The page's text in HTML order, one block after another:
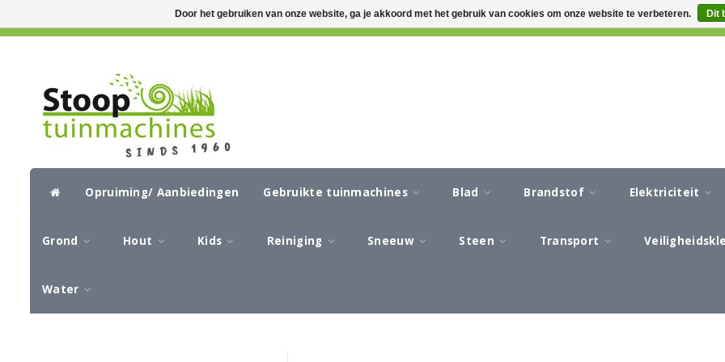
GRATIS VERZENDING VANAF €50,- CIRCA 3-5 WERKDAGEN LEVERTIJD AFREKENEN IN EEN
Opruiming/ Aanbiedingen Gebruikte tuinmachines Blad Brandstof Elektriciteit
Grond Hout Kids Reiniging Sneeuw Steen Transport
Water
Door het gebruiken van onze website, ga je akkoord met het gebruik van cookies om onze website te verbeteren. Dit